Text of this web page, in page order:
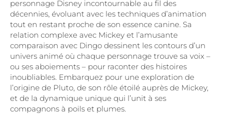
personnage Disney incontournable au fil des
décennies, évoluant avec les techniques d’animation
tout en restant proche de son essence canine. Sa
relation complexe avec Mickey et l’amusante
comparaison avec Dingo dessinent les contours d’un
univers animé où chaque personnage trouve sa voix –
ou ses aboiements – pour raconter des histoires
inoubliables. Embarquez pour une exploration de
l’origine de Pluto, de son rôle étoilé auprès de Mickey,
et de la dynamique unique qui l’unit à ses
compagnons à poils et plumes.